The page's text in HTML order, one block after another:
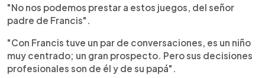
"No nos podemos prestar a estos juegos, del señor
padre de Francis".
"Con Francis tuve un par de conversaciones, es un niño
muy centrado; un gran prospecto. Pero sus decisiones
profesionales son de él y de su papá".